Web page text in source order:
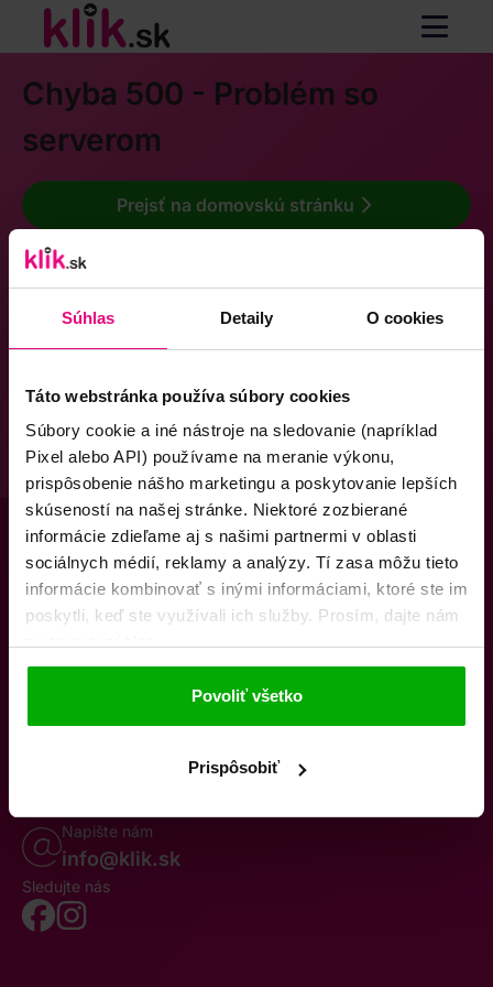
Súhlas Detaily O cookies
Táto webstránka používa súbory cookies
Súbory cookie a iné nástroje na sledovanie (napríklad
Pixel alebo API) používame na meranie výkonu,
prispôsobenie nášho marketingu a poskytovanie lepších
skúseností na našej stránke. Niektoré zozbierané
informácie zdieľame aj s našimi partnermi v oblasti
sociálnych médií, reklamy a analýzy. Tí zasa môžu tieto
informácie kombinovať s inými informáciami, ktoré ste im
poskytli, keď ste využívali ich služby. Prosím, dajte nám
Povoliť všetko
Prispôsobiť
Chyba 500 - Problém so
serverom
Prejsť na domovskú stránku
O násKontaktyK stiahnutiuObchodné podmienky
Odstúpenie od zmluvy
Oznámenie o cezhraničnej fúziiReklamačný poriadok
Volajte po–pia 8–19
Napište nám
info@klik.sk
Sledujte nás